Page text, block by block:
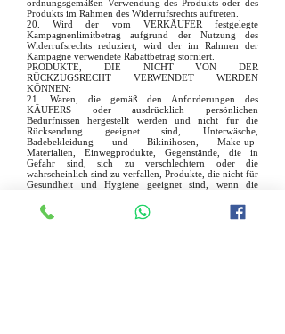
ordnungsgemäßen Verwendung des Produkts oder des
Produkts im Rahmen des Widerrufsrechts auftreten.
20. Wird der vom VERKÄUFER festgelegte
Kampagnenlimitbetrag aufgrund der Nutzung des
Widerrufsrechts reduziert, wird der im Rahmen der
Kampagne verwendete Rabattbetrag storniert.
PRODUKTE, DIE NICHT VON DER
RÜCKZUGSRECHT VERWENDET WERDEN
KÖNNEN:
21. Waren, die gemäß den Anforderungen des
KÄUFERS oder ausdrücklich persönlichen
Bedürfnissen hergestellt werden und nicht für die
Rücksendung geeignet sind, Unterwäsche,
Badebekleidung und Bikinihosen, Make-up-
Materialien, Einwegprodukte, Gegenstände, die in
Gefahr sind, sich zu verschlechtern oder die
wahrscheinlich sind zu verfallen, Produkte, die nicht für
Gesundheit und Hygiene geeignet sind, wenn die
geöffnet wird, Produkte, die nach der Lieferung mit
anderen Produkten gemischt werden und von Natur aus